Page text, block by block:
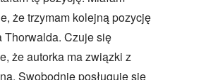
że trzymam kolejną pozycję
Thorwalda. Czuje się
że autorka ma związki z
Swobodnie posługuje się